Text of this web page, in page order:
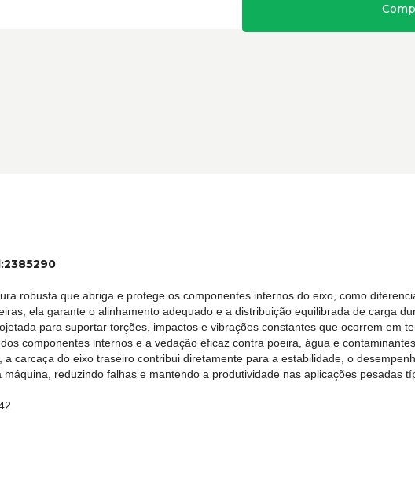
robusta que abriga e protege os componentes internos do eixo, como
ela garante o alinhamento adequado e a distribuição equilibrada de carga
para suportar torções, impactos e vibrações constantes que ocorrem em
componentes internos e a vedação eficaz contra poeira, água e
carcaça do eixo traseiro contribui diretamente para a estabilidade, o
reduzindo falhas e mantendo a produtividade nas aplicações pesadas